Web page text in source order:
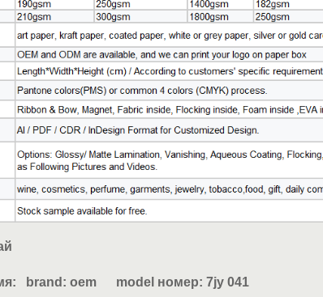
brand: oem model номер: 7jy 041